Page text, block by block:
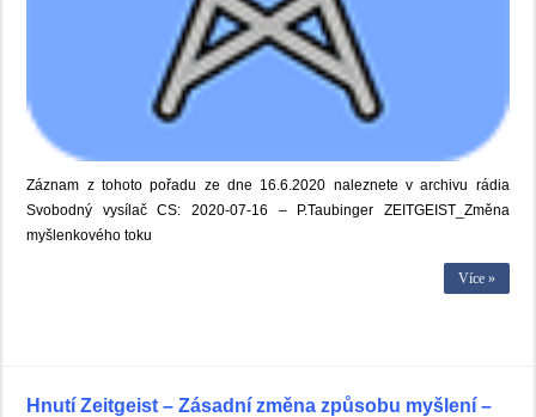
Záznam z tohoto pořadu ze dne 16.6.2020 naleznete v archivu rádia
Svobodný vysílač CS: 2020-07-16 – P.Taubinger ZEITGEIST_Změna
myšlenkového toku
Více »
Hnutí Zeitgeist – Zásadní změna způsobu myšlení –